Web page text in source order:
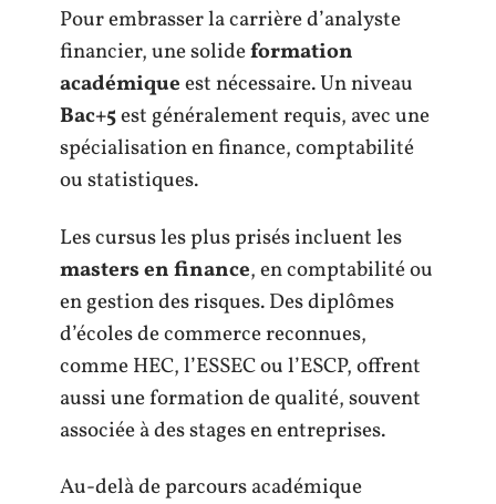
Pour embrasser la carrière d’analyste
financier, une solideformation
académiqueest nécessaire. Un niveau
Bac+5est généralement requis, avec une
spécialisation en finance, comptabilité
ou statistiques.
Les cursus les plus prisés incluent les
masters en finance, en comptabilité ou
en gestion des risques. Des diplômes
d’écoles de commerce reconnues,
comme HEC, l’ESSEC ou l’ESCP, offrent
aussi une formation de qualité, souvent
associée à des stages en entreprises.
Au-delà de parcours académique